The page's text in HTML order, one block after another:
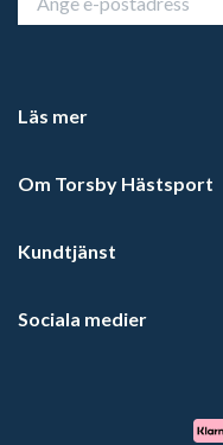
Läs mer
Om Torsby Hästsport
Kundtjänst
Sociala medier